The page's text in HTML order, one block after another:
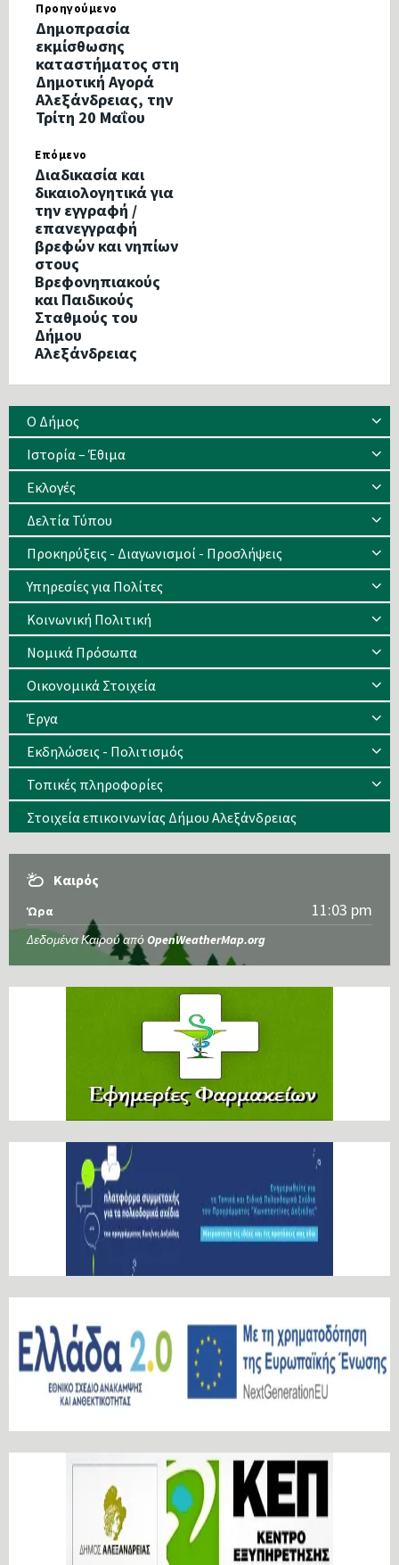
Προηγούμενο
Δημοπρασία
εκμίσθωσης
καταστήματος στη
Δημοτική Αγορά
Αλεξάνδρειας, την
Τρίτη 20 Μαΐου
Επόμενο
Διαδικασία και
δικαιολογητικά για
την εγγραφή /
επανεγγραφή
βρεφών και νηπίων
στους
Βρεφονηπιακούς
και Παιδικούς
Σταθμούς του
Δήμου
Αλεξάνδρειας
Ο Δήμος
Ιστορία – Έθιμα
Eκλογές
Δελτία Τύπου
Προκηρύξεις - Διαγωνισμοί - Προσλήψεις
Υπηρεσίες για Πολίτες
Κοινωνική Πολιτική
Νομικά Πρόσωπα
Οικονομικά Στοιχεία
Έργα
Εκδηλώσεις - Πολιτισμός
Τοπικές πληροφορίες
Στοιχεία επικοινωνίας Δήμου Αλεξάνδρειας
Καιρός
Ώρα 11:03 pm
Δεδομένα Καιρού από OpenWeatherMap.org